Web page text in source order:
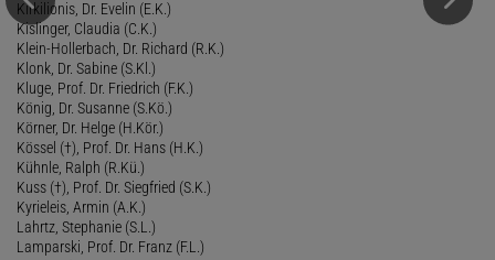
Kirkilionis, Dr. Evelin (E.K.)
Kislinger, Claudia (C.K.)
Klein-Hollerbach, Dr. Richard (R.K.)
Klonk, Dr. Sabine (S.Kl.)
Kluge, Prof. Dr. Friedrich (F.K.)
König, Dr. Susanne (S.Kö.)
Körner, Dr. Helge (H.Kör.)
Kössel (†), Prof. Dr. Hans (H.K.)
Kühnle, Ralph (R.Kü.)
Kuss (†), Prof. Dr. Siegfried (S.K.)
Kyrieleis, Armin (A.K.)
Lahrtz, Stephanie (S.L.)
Lamparski, Prof. Dr. Franz (F.L.)